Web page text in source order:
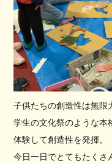
子供たちの創造性は無限
学生の文化祭のような本
体験して創造性を発揮。
今日一日でとてもたくさ